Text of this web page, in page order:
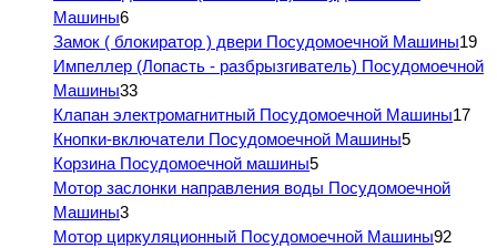
Машины6
Замок ( блокиратор ) двери Посудомоечной Машины19
Импеллер (Лопасть - разбрызгиватель) Посудомоечной
Машины33
Клапан электромагнитный Посудомоечной Машины17
Кнопки-включатели Посудомоечной Машины5
Корзина Посудомоечной машины5
Мотор заслонки направления воды Посудомоечной
Машины3
Мотор циркуляционный Посудомоечной Машины92